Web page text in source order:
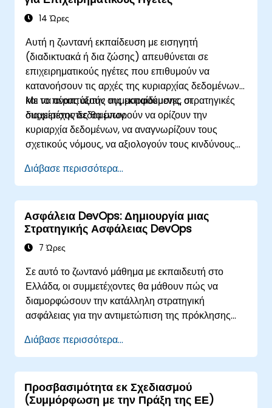
14 Ώρες
Αυτή η ζωντανή εκπαίδευση με εισηγητή
(διαδικτυακά ή δια ζώσης) απευθύνεται σε
επιχειρηματικούς ηγέτες που επιθυμούν να
κατανοήσουν τις αρχές της κυριαρχίας δεδομένων
και να αναπτύξουν συμμορφούμενες στρατηγικές
διαχείρισης δεδομένων.
Με το πέρας αυτής της εκπαίδευσης, οι
συμμετέχοντες θα μπορούν να ορίζουν την
κυριαρχία δεδομένων, να αναγνωρίζουν τους
σχετικούς νόμους, να αξιολογούν τους κινδύνους
διακυβέρνησης για τη διασυνοριακή διαχείριση
δεδομένων.
Διάβασε περισσότερα...
Ασφάλεια DevOps: Δημιουργία μιας
Στρατηγικής Ασφάλειας DevOps
7 Ώρες
Σε αυτό το ζωντανό μάθημα με εκπαιδευτή στο
Ελλάδα, οι συμμετέχοντες θα μάθουν πώς να
διαμορφώσουν την κατάλληλη στρατηγική
ασφάλειας για την αντιμετώπιση της πρόκλησης
Διάβασε περισσότερα...
Προσβασιμότητα εκ Σχεδιασμού
(Συμμόρφωση με την Πράξη της ΕΕ)